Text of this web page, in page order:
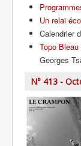
Un relai
Calendrier
Topo
Georges
N° 413 -